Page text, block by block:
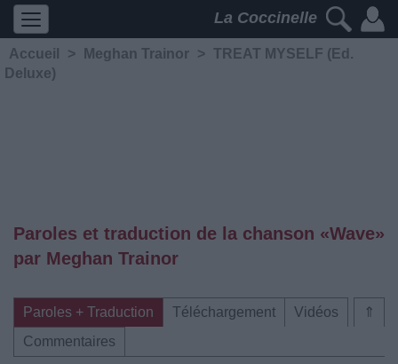
La Coccinelle
Accueil > Meghan Trainor > TREAT MYSELF (Ed.
Deluxe)
Paroles et traduction de la chanson «Wave»
par Meghan Trainor
⇑
Paroles + Traduction Téléchargement
Vidéos
Commentaires